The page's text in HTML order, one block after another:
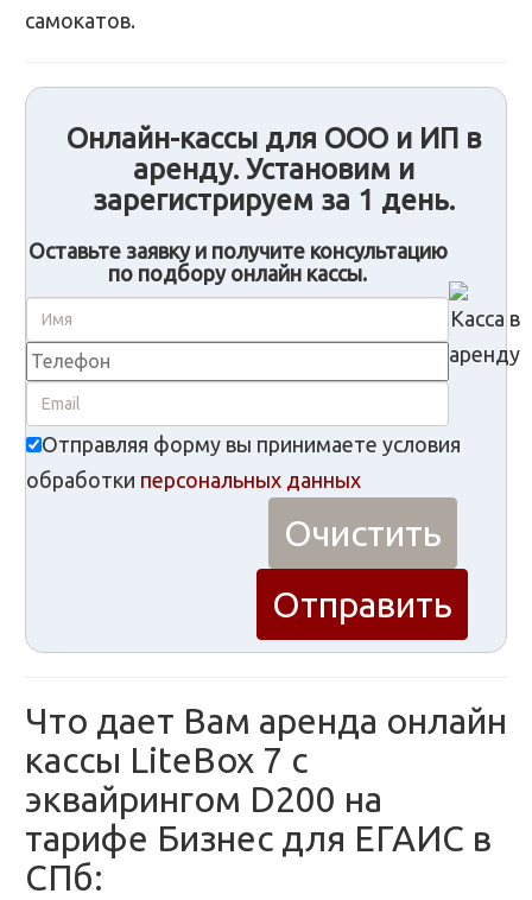
самокатов.
Онлайн-кассы для ООО и ИП в
аренду. Установим и
зарегистрируем за 1 день.
Оставьте заявку и получите консультацию
по подбору онлайн кассы.
Отправляя форму вы принимаете условия
обработки персональных данных
Что дает Вам аренда онлайн
кассы LiteBox 7 с
эквайрингом D200 на
тарифе Бизнес для ЕГАИС в
СПб: